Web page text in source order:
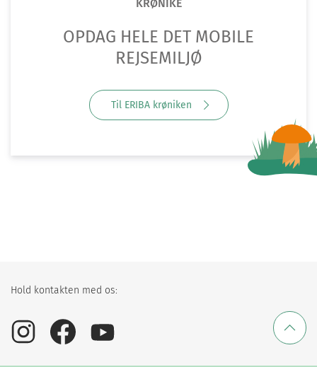
KRØNIKE
OPDAG HELE DET MOBILE
REJSEMILJØ
Til ERIBA krøniken
Hold kontakten med os: